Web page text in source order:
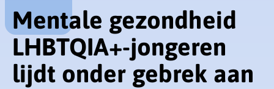
u
Mentale gezondheid
LHBTQIA+-jongeren
lijdt onder gebrek aan